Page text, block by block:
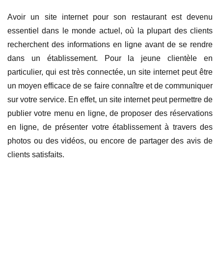
Avoir un site internet pour son restaurant est devenu
essentiel dans le monde actuel, où la plupart des clients
recherchent des informations en ligne avant de se rendre
dans un établissement. Pour la jeune clientèle en
particulier, qui est très connectée, un site internet peut être
un moyen efficace de se faire connaître et de communiquer
sur votre service. En effet, un site internet peut permettre de
publier votre menu en ligne, de proposer des réservations
en ligne, de présenter votre établissement à travers des
photos ou des vidéos, ou encore de partager des avis de
clients satisfaits.